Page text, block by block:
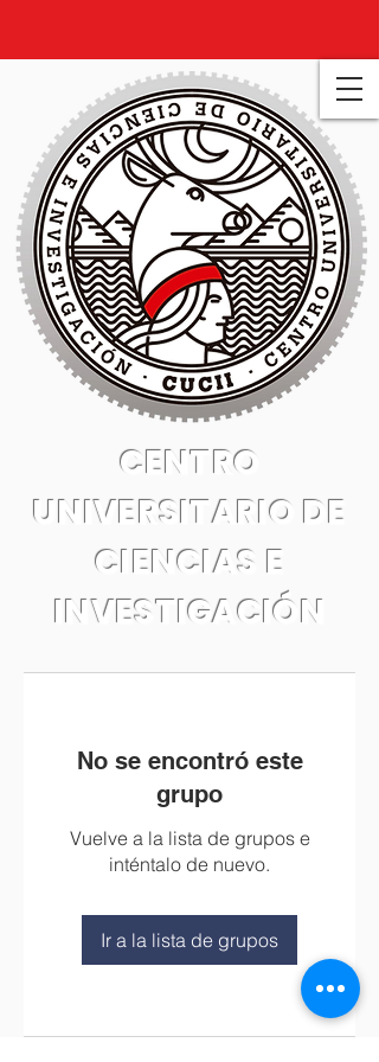
CENTRO
UNIVERSITARIO DE
CIENCIAS E
INVESTIGACIÓN
No se encontró este
grupo
Vuelve a la lista de grupos e
inténtalo de nuevo.
Ir a la lista de grupos